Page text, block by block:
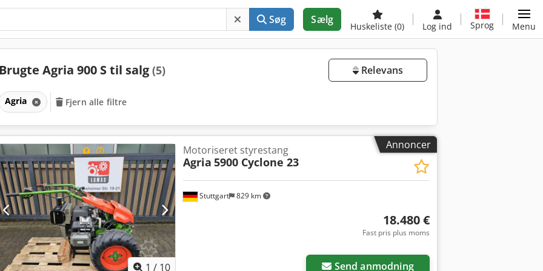
Søg Sælg
Huskeliste (0) Log ind Sprog Menu
Brugte Agria 900 S til salg (5) Relevans
Agria Fjern alle filtre
Annoncer
1 / 10
Stuttgart 829 km
Motoriseret styrestang
Agria 5900 Cyclone 23
18.480 €
Fast pris plus moms
Send anmodning